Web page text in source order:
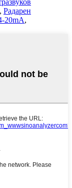
, Радарен
20mA,